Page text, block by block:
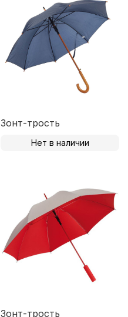
Зонт-трость
Нет в наличии
Зонт-трость